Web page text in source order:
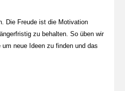
Die Freude ist die Motivation
zu behalten. So üben wir
um neue Ideen zu finden und das